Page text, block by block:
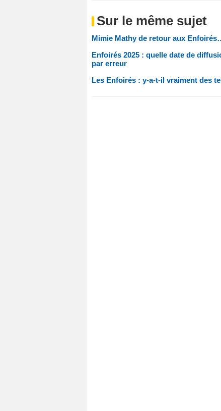
Sur le même sujet
Mimie Mathy de retour aux
Enfoirés 2025 : quelle date de
par erreur
Les Enfoirés : y-a-t-il vraiment des